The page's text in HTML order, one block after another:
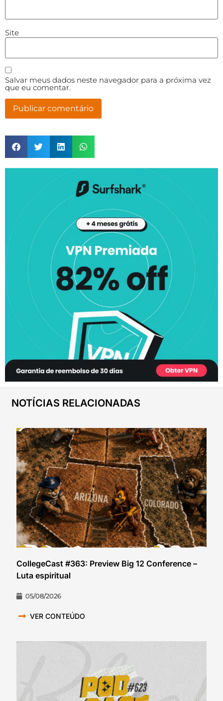
Site
Salvar meus dados neste navegador para a próxima vez
que eu comentar.
NOTÍCIAS RELACIONADAS
CollegeCast #363: Preview Big 12 Conference –
Luta espiritual
05/08/2026
VER CONTEÚDO